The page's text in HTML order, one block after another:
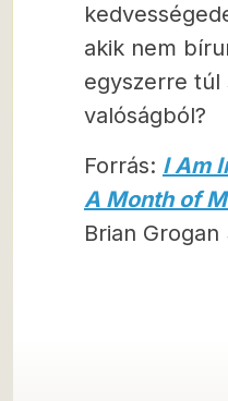
akik nem
egyszerre túl
valóságból?
Forrás: I Am
A Month of
Brian Grogan